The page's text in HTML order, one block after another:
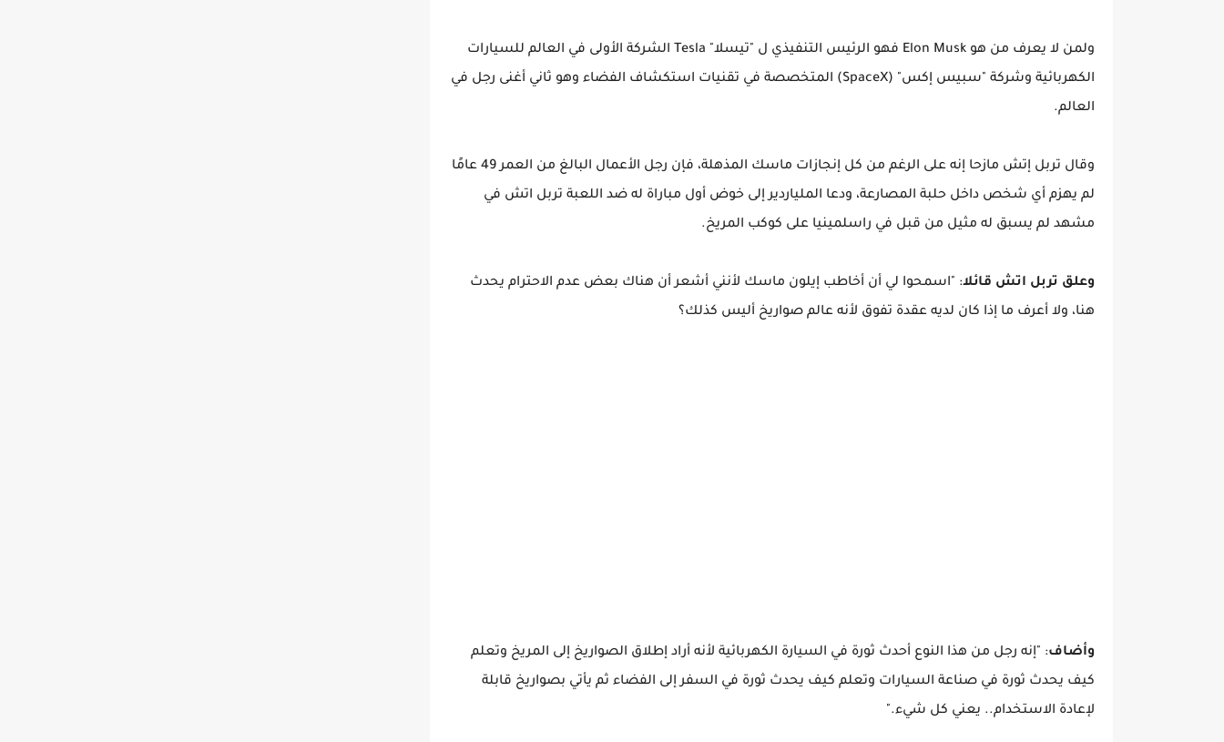
ولمن لا يعرف من هو Elon Musk فهو الرئيس التنفيذي ل "تيسلا" Tesla الشركة الأولى في العالم للسيارات
الكهربائية وشركة "سبيس إكس" (SpaceX) المتخصصة في تقنيات استكشاف الفضاء وهو ثاني أغنى رجل في
العالم.
وقال تربل إتش مازحا إنه على الرغم من كل إنجازات ماسك المذهلة، فإن رجل الأعمال البالغ من العمر 49 عامًا
لم يهزم أي شخص داخل حلبة المصارعة، ودعا الملياردير إلى خوض أول مباراة له ضد اللعبة تربل اتش في
مشهد لم يسبق له مثيل من قبل في راسلمينيا على كوكب المريخ.
وعلق تربل اتش قائلا: "اسمحوا لي أن أخاطب إيلون ماسك لأنني أشعر أن هناك بعض عدم الاحترام يحدث
هنا، ولا أعرف ما إذا كان لديه عقدة تفوق لأنه عالم صواريخ أليس كذلك؟
وأضاف: "إنه رجل من هذا النوع أحدث ثورة في السيارة الكهربائية لأنه أراد إطلاق الصواريخ إلى المريخ وتعلم
كيف يحدث ثورة في صناعة السيارات وتعلم كيف يحدث ثورة في السفر إلى الفضاء ثم يأتي بصواريخ قابلة
لإعادة الاستخدام.. يعني كل شيء."